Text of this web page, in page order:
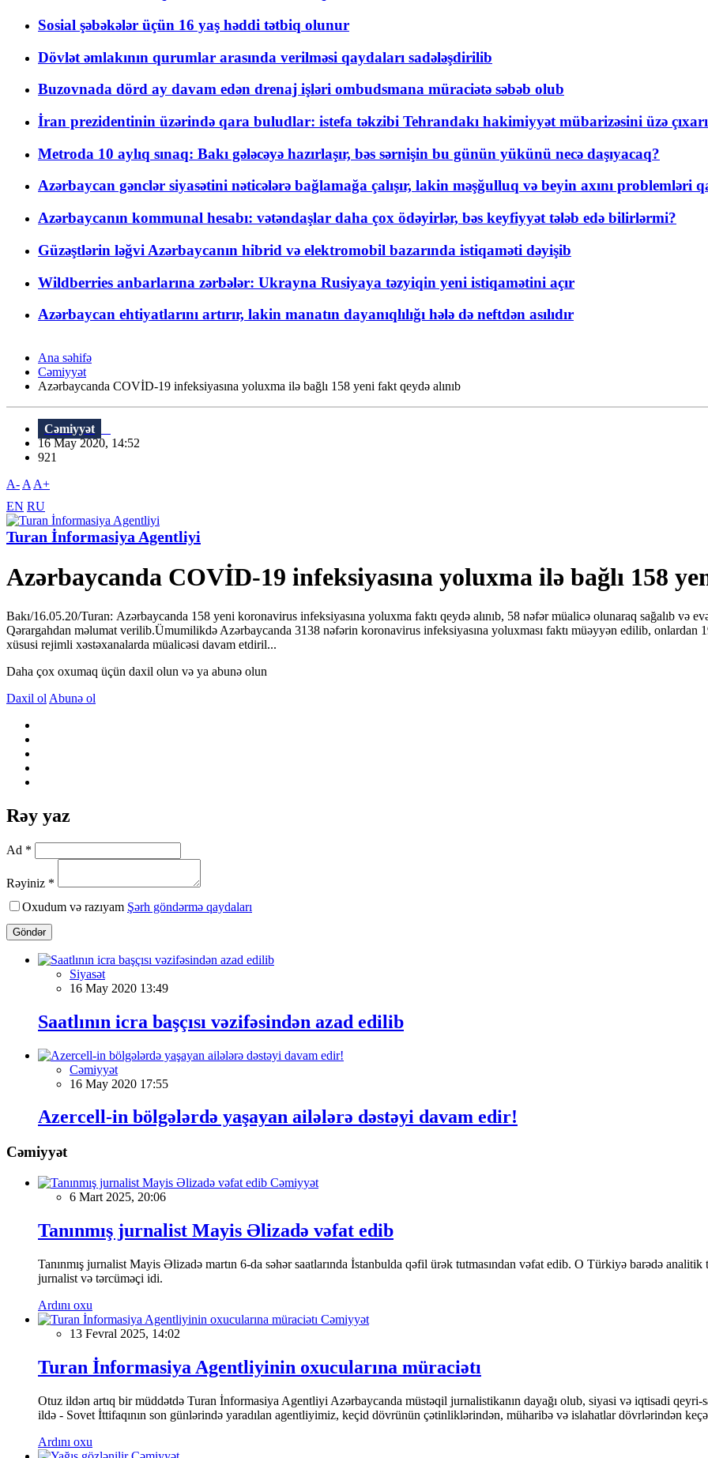
Sosial şəbəkələr üçün 16 yaş həddi tətbiq olunur
Dövlət əmlakının qurumlar arasında verilməsi qaydaları sadələşdirilib
Buzovnada dörd ay davam edən drenaj işləri ombudsmana müraciətə səbəb olub
İran prezidentinin üzərində qara buludlar: istefa təkzibi Tehrandakı hakimiyyət mübarizəsini üzə
Metroda 10 aylıq sınaq: Bakı gələcəyə hazırlaşır, bəs sərnişin bu günün yükünü necə daşıyacaq?
Azərbaycan gənclər siyasətini nəticələrə bağlamağa çalışır, lakin məşğulluq və beyin axını problemləri
Azərbaycanın kommunal hesabı: vətəndaşlar daha çox ödəyirlər, bəs keyfiyyət tələb edə bilirlərmi?
Güzəştlərin ləğvi Azərbaycanın hibrid və elektromobil bazarında istiqaməti dəyişib
Wildberries anbarlarına zərbələr: Ukrayna Rusiyaya təzyiqin yeni istiqamətini açır
Azərbaycan ehtiyatlarını artırır, lakin manatın dayanıqlılığı hələ də neftdən asılıdır
Ana səhifə
Cəmiyyət
Azərbaycanda COVİD-19 infeksiyasına yoluxma ilə bağlı 158 yeni fakt qeydə alınıb
Cəmiyyət
16 May 2020, 14:52
921
A- A A+
EN RU
Turan İnformasiya Agentliyi
Azərbaycanda COVİD-19 infeksiyasına yoluxma ilə bağlı 158
Bakı/16.05.20/Turan: Azərbaycanda 158 yeni koronavirus infeksiyasına yoluxma faktı qeydə alınıb, 58 nəfər müalicə olunaraq sağalıb və
Qərargahdan məlumat verilib.Ümumilikdə Azərbaycanda 3138 nəfərin koronavirus infeksiyasına yoluxması faktı müəyyən edilib, onlardan
xüsusi rejimli xəstəxanalarda müalicəsi davam etdiril...
Daha çox oxumaq üçün daxil olun və ya abunə olun
Daxil ol Abunə ol
Rəy yaz
Ad *
Rəyiniz *
Oxudum və razıyam Şərh göndərmə qaydaları
Göndər
Siyasət
16 May 2020 13:49
Saatlının icra başçısı vəzifəsindən azad edilib
Cəmiyyət
16 May 2020 17:55
Azercell-in bölgələrdə yaşayan ailələrə dəstəyi davam edir!
Cəmiyyət
Cəmiyyət
6 Mart 2025, 20:06
Tanınmış jurnalist Mayis Əlizadə vəfat edib
Tanınmış jurnalist Mayis Əlizadə martın 6-da səhər saatlarında İstanbulda qəfil ürək tutmasından vəfat edib. O Türkiyə barədə
jurnalist və tərcüməçi idi.
Ardını oxu
Cəmiyyət
13 Fevral 2025, 14:02
Turan İnformasiya Agentliyinin oxucularına müraciətı
Otuz ildən artıq bir müddətdə Turan İnformasiya Agentliyi Azərbaycanda müstəqil jurnalistikanın dayağı olub, siyasi və iqtisadi
ildə - Sovet İttifaqının son günlərində yaradılan agentliyimiz, keçid dövrünün çətinliklərindən, müharibə və islahatlar dövrlərindən
Ardını oxu